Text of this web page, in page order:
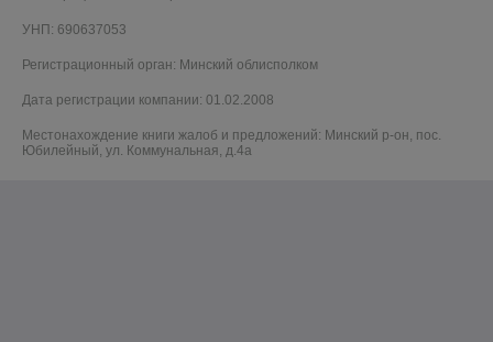
УНП: 690637053
Регистрационный орган: Минский облисполком
Дата регистрации компании: 01.02.2008
Местонахождение книги жалоб и предложений: Минский р-он, пос.
Юбилейный, ул. Коммунальная, д.4а